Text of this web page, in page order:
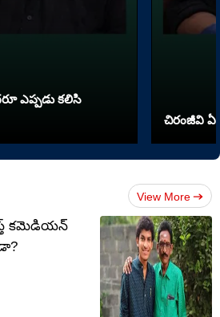
ఎప్పడు కలిసి
చిరంజీవి ఏ
View More
కమెడియన్